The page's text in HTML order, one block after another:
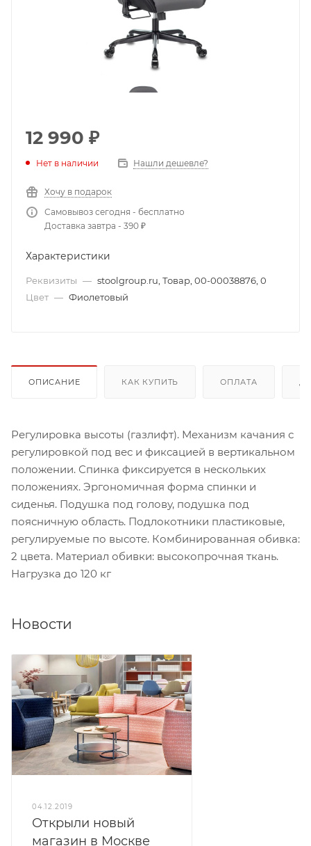
12 990 ₽
Нет в наличии Нашли дешевле?
Хочу в подарок
Самовывоз сегодня - бесплатно
Доставка завтра - 390 ₽
Характеристики
Реквизиты — stoolgroup.ru, Товар, 00-00038876, 0
Цвет — Фиолетовый
ОПИСАНИЕ КАК КУПИТЬ ОПЛАТА
Регулировка высоты (газлифт). Механизм качания с
регулировкой под вес и фиксацией в вертикальном
положении. Спинка фиксируется в нескольких
положениях. Эргономичная форма спинки и
сиденья. Подушка под голову, подушка под
поясничную область. Подлокотники пластиковые,
регулируемые по высоте. Комбинированная обивка:
2 цвета. Материал обивки: высокопрочная ткань.
Нагрузка до 120 кг
Новости
04.12.2019
Открыли новый
магазин в Москве